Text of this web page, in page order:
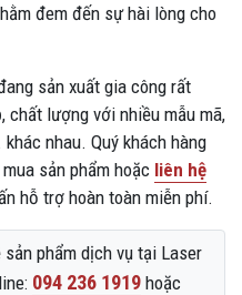
đem đến sự hài lòng cho
sản xuất gia công rất
, chất lượng với nhiều mẫu mã,
nhau. Quý khách hàng
sản phẩm hoặc liên hệ
hỗ trợ hoàn toàn miễn phí.
sản phẩm dịch vụ tại Laser
094 236 1919 hoặc